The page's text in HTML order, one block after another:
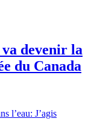
devenir la
du Canada
l’eau: J’agis